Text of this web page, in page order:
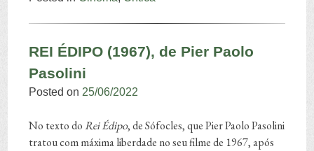
REI ÉDIPO (1967), de Pier Paolo
Pasolini
Posted on 25/06/2022
No texto doRei Édipo, de Sófocles, que Pier Paolo Pasolini
tratou com máxima liberdade no seu filme de 1967, após